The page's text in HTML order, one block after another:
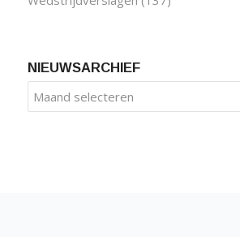
NIEUWSARCHIEF